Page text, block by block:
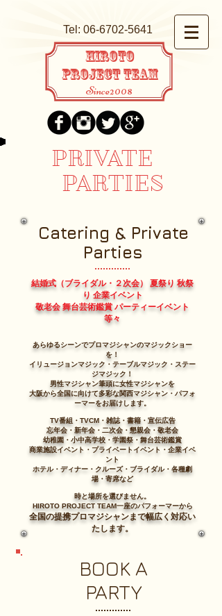
Tel: 06-6702-5641
HIROTO
PROJECT TEAM
Since2008
PRIVATE
PARTIES
Catering & Private
Parties
結婚式（ブライダル・２次会） 夏祭り 秋祭
り 企業イベント
敬老会 舞台芸術鑑賞 パーティーイベント
等々
あらゆるシーンでプロマジシャンのマジックショー
を！
イリュージョンマジック・テーブルマジック・ステー
ジマジック！
男性マジシャン筆頭に女性マジシャンを
大阪から全国に向けて多彩な関西マジシャン・パフォ
ーマーをお届けします。
TV番組・TVCM・雑誌・書籍・宣伝広告
忘年会・新年会・二次会・懇親会・敬老会
幼稚園・小中高学校・学園祭・舞台芸術鑑賞
商業施設イベント・プライベートイベント・企業イベ
ント
ホテル・ディナー・クルーズ・ブライダル・各種劇
場・寄席など
時と場所を選びません。
HIROTO PROJECT TEAM一座のパフォーマーから
全国の提携プロマジシャンまで幅広く対応い
たします。
BOOK A
PARTY